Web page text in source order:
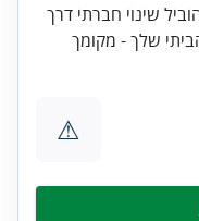
שינוי חברתי דרך
שלך - מקומך
⚠